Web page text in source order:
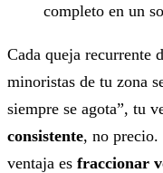
completo en un
Cada queja recurrente
minoristas de tu zona
siempre se agota”, tu
consistente, no
ventaja es fraccionar